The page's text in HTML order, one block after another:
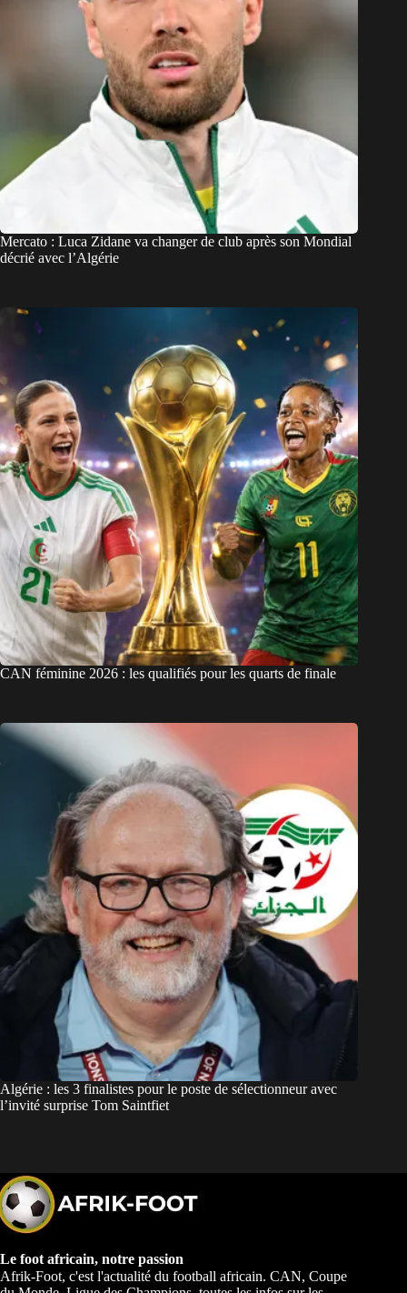
Mercato : Luca Zidane va changer de club après son Mondial
décrié avec l’Algérie
CAN féminine 2026 : les qualifiés pour les quarts de finale
Algérie : les 3 finalistes pour le poste de sélectionneur avec
l’invité surprise Tom Saintfiet
Le foot africain, notre passion
Afrik-Foot, c'est l'actualité du football africain. CAN, Coupe